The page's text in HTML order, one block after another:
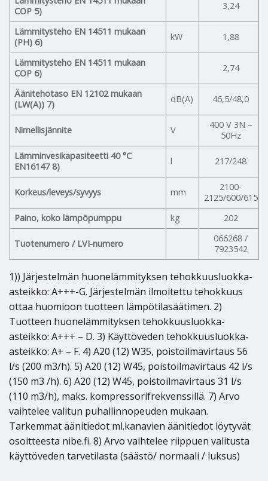
COP 5)
3,24
Lämmitysteho EN 14511 mukaan
(PH) 6)
kW 1,88
Lämmitysteho EN 14511 mukaan
COP 6)
2,74
Äänitehotaso EN 12102 mukaan
(LW(A)) 7)
dB(A) 46,5/48,0
Nimellisjännite V
400 V 3N –
50Hz
Lämminvesikapasiteetti 40 °C
EN16147 8)
l 217/248
Korkeus/leveys/syvyys mm
2100-
2125/600/615
Paino, koko lämpöpumppu
kg 202
Tuotenumero / LVI-numero
066268 /
7923542
1)) Järjestelmän huonelämmityksen tehokkuusluokka-
asteikko: A+++-G. Järjestelmän ilmoitettu tehokkuus
ottaa huomioon tuotteen lämpötilasäätimen. 2)
Tuotteen huonelämmityksen tehokkuusluokka-
asteikko: A+++ – D. 3) Käyttöveden tehokkuusluokka-
asteikko: A+ – F. 4) A20 (12) W35, poistoilmavirtaus 56
l/s (200 m3/h). 5) A20 (12) W45, poistoilmavirtaus 42 l/s
(150 m3 /h). 6) A20 (12) W45, poistoilmavirtaus 31 l/s
(110 m3/h), maks. kompressorifrekvenssillä. 7) Arvo
vaihtelee valitun puhallinnopeuden mukaan.
Tarkemmat äänitiedot ml.kanavien äänitiedot löytyvät
osoitteesta nibe.fi. 8) Arvo vaihtelee riippuen valitusta
käyttöveden tarvetilasta (säästö/ normaali / luksus)